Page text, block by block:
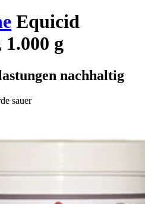
Equicid
1.000 g
nachhaltig
sauer